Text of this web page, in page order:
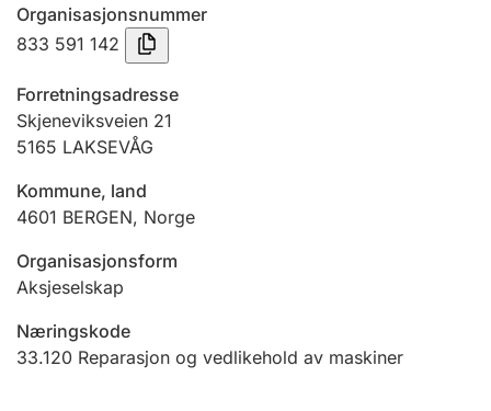
Tinglysing
Jeger
Ektepaktveileder
Offentlig sektor
Organisasjonsnummer
833 591 142
Forretningsadresse
Skjeneviksveien 21
5165 LAKSEVÅG
Kommune, land
4601 BERGEN, Norge
Organisasjonsform
Aksjeselskap
Næringskode
33.120 Reparasjon og vedlikehold av maskiner